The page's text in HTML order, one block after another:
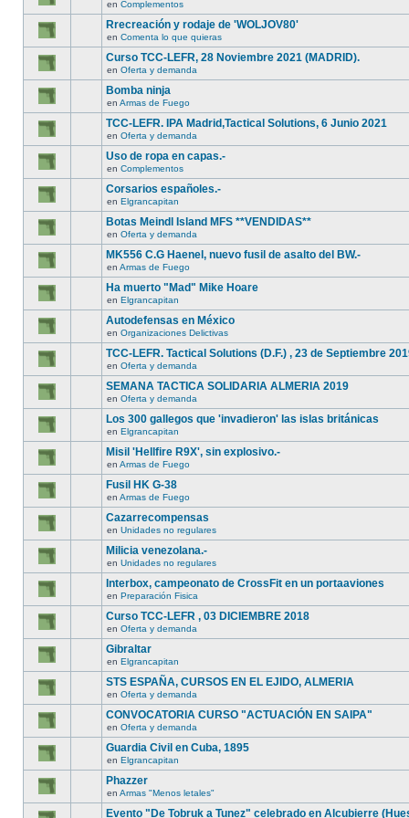
en Complementos
Rrecreación y rodaje de 'WOLJOV80'
en Comenta lo que quieras
Curso TCC-LEFR, 28 Noviembre 2021 (MADRID).
en Oferta y demanda
Bomba ninja
en Armas de Fuego
TCC-LEFR. IPA Madrid,Tactical Solutions, 6 Junio 2021
en Oferta y demanda
Uso de ropa en capas.-
en Complementos
Corsarios españoles.-
en Elgrancapitan
Botas Meindl Island MFS **VENDIDAS**
en Oferta y demanda
MK556 C.G Haenel, nuevo fusil de asalto del BW.-
en Armas de Fuego
Ha muerto "Mad" Mike Hoare
en Elgrancapitan
Autodefensas en México
en Organizaciones Delictivas
TCC-LEFR. Tactical Solutions (D.F.) , 23 de Septiembre
en Oferta y demanda
SEMANA TACTICA SOLIDARIA ALMERIA 2019
en Oferta y demanda
Los 300 gallegos que 'invadieron' las islas británicas
en Elgrancapitan
Misil 'Hellfire R9X', sin explosivo.-
en Armas de Fuego
Fusil HK G-38
en Armas de Fuego
Cazarrecompensas
en Unidades no regulares
Milicia venezolana.-
en Unidades no regulares
Interbox, campeonato de CrossFit en un portaaviones
en Preparación Fisica
Curso TCC-LEFR , 03 DICIEMBRE 2018
en Oferta y demanda
Gibraltar
en Elgrancapitan
STS ESPAÑA, CURSOS EN EL EJIDO, ALMERIA
en Oferta y demanda
CONVOCATORIA CURSO "ACTUACIÓN EN SAIPA"
en Oferta y demanda
Guardia Civil en Cuba, 1895
en Elgrancapitan
Phazzer
en Armas "Menos letales"
Evento "De Tobruk a Tunez" celebrado en Alcubierre